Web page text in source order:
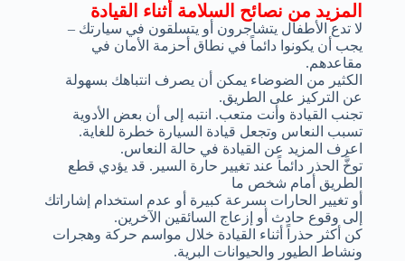
المزيد من نصائح السلامة أثناء القيادة
لا تدع الأطفال يتشاجرون أو يتسلقون في سيارتك –
يجب أن يكونوا دائماً في نطاق أحزمة الأمان في
مقاعدهم.
الكثير من الضوضاء يمكن أن يصرف انتباهك بسهولة
عن التركيز على الطريق.
تجنب القيادة وأنت متعب. انتبه إلى أن بعض الأدوية
تسبب النعاس وتجعل قيادة السيارة خطرة للغاية.
اعرف المزيد عن القيادة في حالة النعاس.
توخَّ الحذر دائماً عند تغيير حارة السير. قد يؤدي قطع
الطريق أمام شخص ما
أو تغيير الحارات بسرعة كبيرة أو عدم استخدام إشاراتك
إلى وقوع حادث أو إزعاج السائقين الآخرين.
كن أكثر حذراً أثناء القيادة خلال مواسم حركة وهجرات
ونشاط الطيور والحيوانات البرية.